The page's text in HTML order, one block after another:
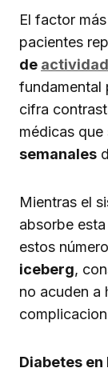
El factor
pacientes
de
fundamental
cifra
médicas que
semanales
Mientras el
absorbe
estos
iceberg,
no acuden a
Diabetes